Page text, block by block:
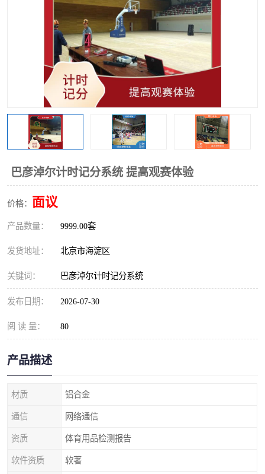
巴彦淖尔计时记分系统 提高观赛体验
价格： 面议
产品数量： 9999.00套
发货地址： 北京市海淀区
关键词： 巴彦淖尔计时记分系统
发布日期： 2026-07-30
阅 读 量： 80
产品描述
材质 铝合金
通信 网络通信
资质 体育用品检测报告
软件资质 软著